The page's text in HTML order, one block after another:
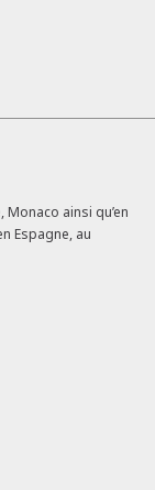
ainsi qu’en
Espagne, au